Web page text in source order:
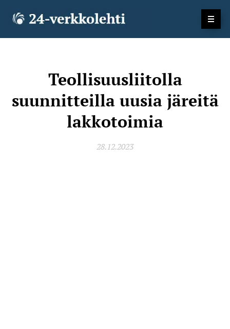
Teollisuusliitolla
suunnitteilla uusia järeitä
lakkotoimia
28.12.2023